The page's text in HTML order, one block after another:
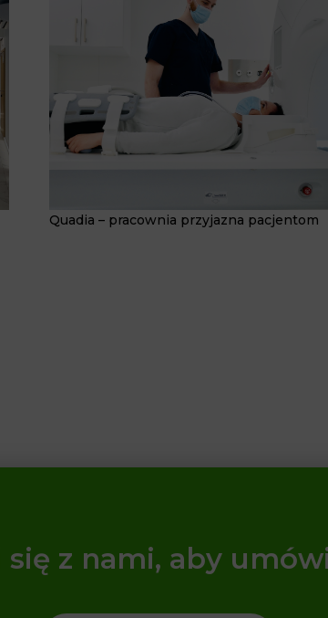
Quadia – pracownia przyjazna pacjentom
z nami, aby